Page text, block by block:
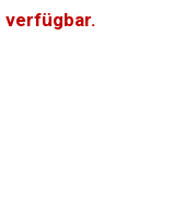
verfügbar.